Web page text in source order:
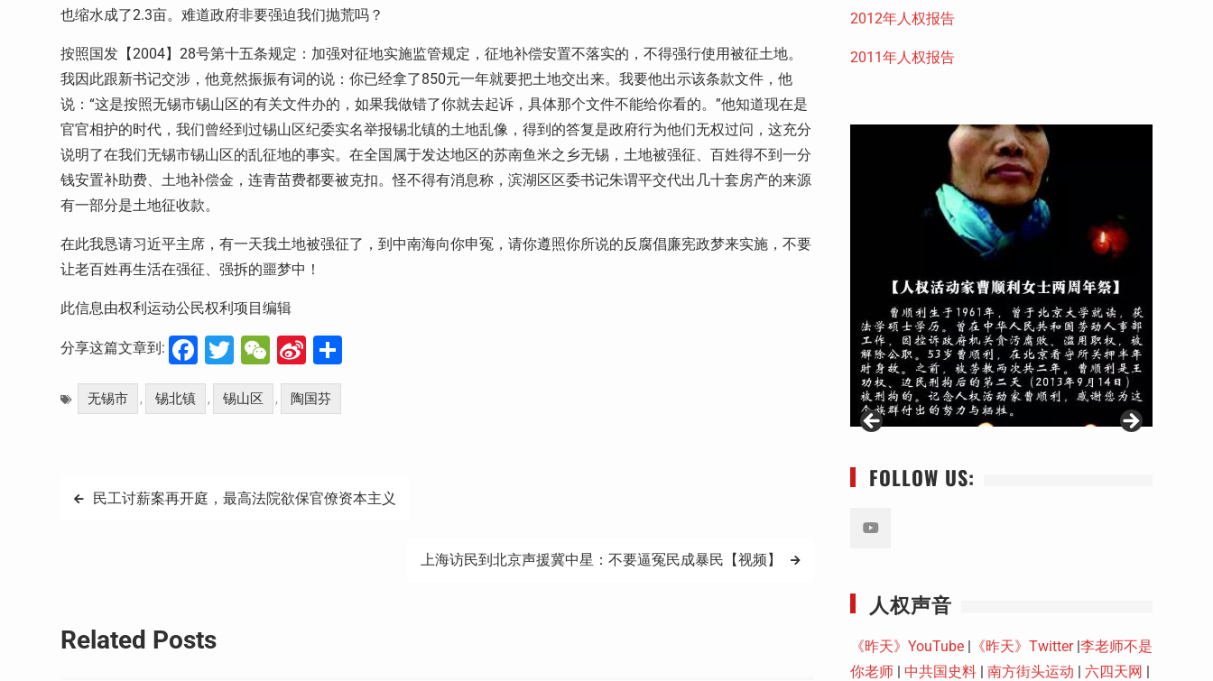
也缩水成了2.3亩。难道政府非要强迫我们抛荒吗？
按照国发【2004】28号第十五条规定：加强对征地实施监管规定，征地补偿安置不落实的，不得强行使用被征土地。
我因此跟新书记交涉，他竟然振振有词的说：你已经拿了850元一年就要把土地交出来。我要他出示该条款文件，他
说：“这是按照无锡市锡山区的有关文件办的，如果我做错了你就去起诉，具体那个文件不能给你看的。”他知道现在是
官官相护的时代，我们曾经到过锡山区纪委实名举报锡北镇的土地乱像，得到的答复是政府行为他们无权过问，这充分
说明了在我们无锡市锡山区的乱征地的事实。在全国属于发达地区的苏南鱼米之乡无锡，土地被强征、百姓得不到一分
钱安置补助费、土地补偿金，连青苗费都要被克扣。怪不得有消息称，滨湖区区委书记朱谓平交代出几十套房产的来源
有一部分是土地征收款。
在此我恳请习近平主席，有一天我土地被强征了，到中南海向你申冤，请你遵照你所说的反腐倡廉宪政梦来实施，不要
让老百姓再生活在强征、强拆的噩梦中！
此信息由权利运动公民权利项目编辑
分享这篇文章到: Facebook
Twitter
WeChat
Sina
Weibo
无锡市 , 锡北镇 , 锡山区 , 陶国芬
文
民工讨薪案再开庭，最高法院欲保官僚资本主义
上海访民到北京声援冀中星：不要逼冤民成暴民【视频】
Related Posts
2012年人权报告
2011年人权报告
FOLLOW US:
人权声音
《昨天》YouTube | 《昨天》Twitter|李老师不是
你老师 | 中共国史料 | 南方街头运动 | 六四天网 |